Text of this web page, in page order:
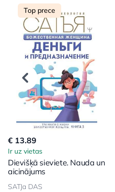
Top prece
€ 13.89
Ir uz vietas
Dievišķā sieviete. Nauda un
aicinājums
SATJa DAS